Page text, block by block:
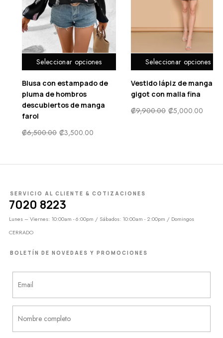
Seleccionar opciones
Vestido lápiz de manga
gigot con malla fina
₡9,900.00 ₡5,000.00
Seleccionar opciones
Sujetador con encaje
floral con botón falso
SERVICIO AL CLIENTE & COTIZACIONES
7020 8223
Lunes – Viernes: 10:00am - 6:00pm / Sábados: 10:00am - 2:00pm / Domingos
CERRADO
BOLETÍN DE NOVEDAES Y PROMOCIONES